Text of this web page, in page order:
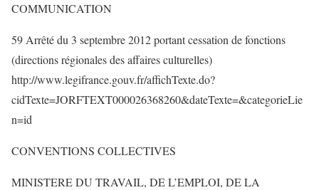
COMMUNICATION
59 Arrêté du 3 septembre 2012 portant cessation de fonctions
(directions régionales des affaires culturelles)
http://www.legifrance.gouv.fr/affichTexte.do?
cidTexte=JORFTEXT000026368260&dateTexte=&categorieLie
n=id
CONVENTIONS COLLECTIVES
MINISTERE DU TRAVAIL, DE L’EMPLOI, DE LA